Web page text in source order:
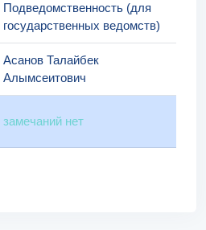
Подведомственность (для
государственных ведомств)
Асанов Талайбек
Алымсеитович
замечаний нет